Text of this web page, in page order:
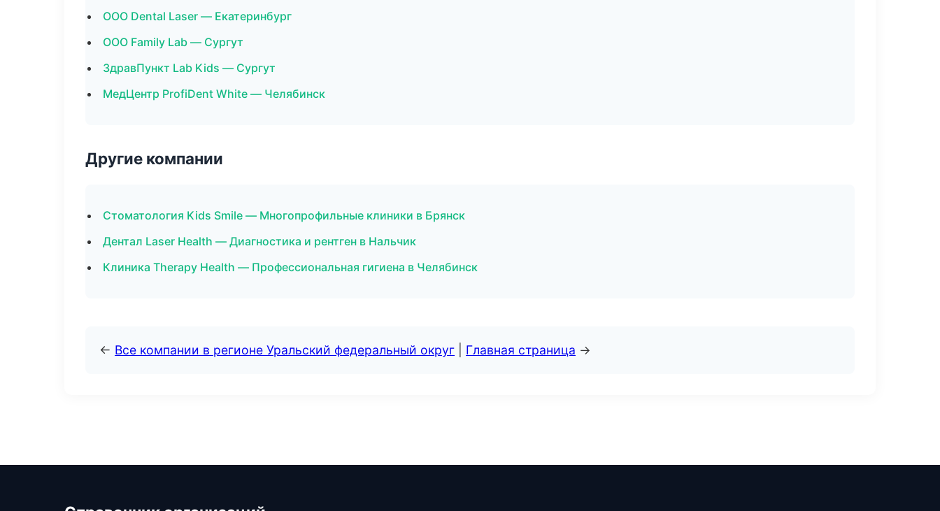
ООО Dental Laser — Екатеринбург
ООО Family Lab — Сургут
ЗдравПункт Lab Kids — Сургут
МедЦентр ProfiDent White — Челябинск
Другие компании
Стоматология Kids Smile — Многопрофильные клиники в Брянск
Дентал Laser Health — Диагностика и рентген в Нальчик
Клиника Therapy Health — Профессиональная гигиена в Челябинск
← Все компании в регионе Уральский федеральный округ Главная страница →